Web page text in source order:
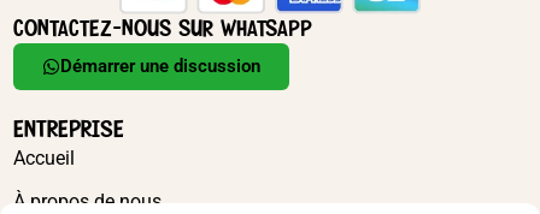
CONTACTEZ-NOUS SUR WHATSAPP
Démarrer une discussion
ENTREPRISE
Accueil
À propos de nous